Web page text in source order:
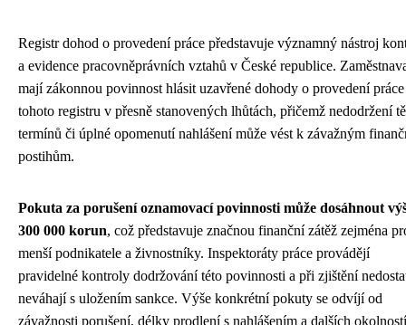
Registr dohod o provedení práce představuje významný nástroj
a evidence pracovněprávních vztahů v České republice.
mají zákonnou povinnost hlásit uzavřené dohody o provedení
tohoto registru v přesně stanovených lhůtách, přičemž nedodržení
termínů či úplné opomenutí nahlášení může vést k závažným
postihům.
Pokuta za porušení oznamovací povinnosti může dosáhnout
300 000 korun, což představuje značnou finanční zátěž zejména
menší podnikatele a živnostníky. Inspektoráty práce provádějí
pravidelné kontroly dodržování této povinnosti a při zjištění
neváhají s uložením sankce. Výše konkrétní pokuty se odvíjí od
závažnosti porušení, délky prodlení s nahlášením a dalších okolností